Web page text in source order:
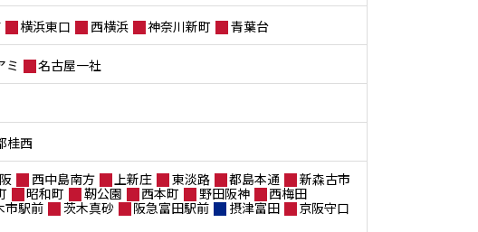
横浜東口 西横浜 神奈川新町 青葉台
ミ 名古屋一社
桂西
西中島南方 上新庄 東淡路 都島本通
新森古市
昭和町 靭公園 西本町 野田阪神
西梅田
市駅前 茨木真砂 阪急富田駅前 摂津富田
京阪守口